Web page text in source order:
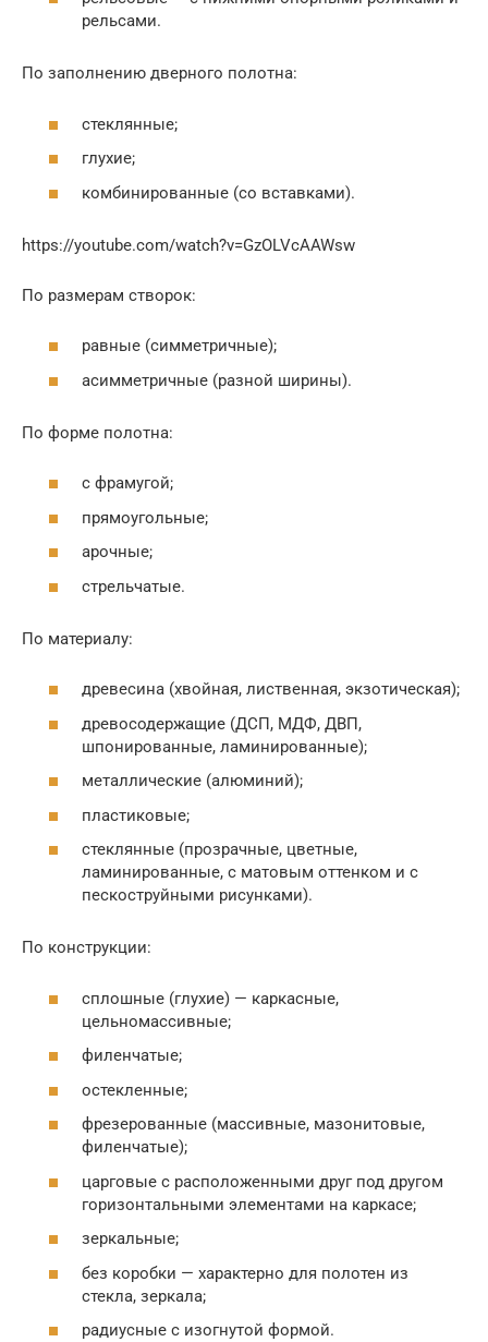
рельсами.
По заполнению дверного полотна:
стеклянные;
глухие;
комбинированные (со вставками).
https://youtube.com/watch?v=GzOLVcAAWsw
По размерам створок:
равные (симметричные);
асимметричные (разной ширины).
По форме полотна:
с фрамугой;
прямоугольные;
арочные;
стрельчатые.
По материалу:
древесина (хвойная, лиственная, экзотическая);
древосодержащие (ДСП, МДФ, ДВП,
шпонированные, ламинированные);
металлические (алюминий);
пластиковые;
стеклянные (прозрачные, цветные,
ламинированные, с матовым оттенком и с
пескоструйными рисунками).
По конструкции:
сплошные (глухие) — каркасные,
цельномассивные;
филенчатые;
остекленные;
фрезерованные (массивные, мазонитовые,
филенчатые);
царговые с расположенными друг под другом
горизонтальными элементами на каркасе;
зеркальные;
без коробки — характерно для полотен из
стекла, зеркала;
радиусные с изогнутой формой.